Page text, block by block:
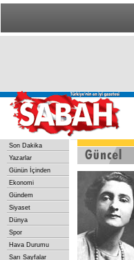
Son Dakika
Yazarlar
Günün İçinden
Ekonomi
Gündem
Siyaset
Dünya
Spor
Hava Durumu
Sarı Sayfalar